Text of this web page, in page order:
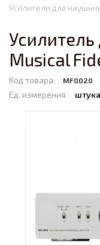
Усилители для
Musical
Код товара: MF0020
Ед. измерения: штука